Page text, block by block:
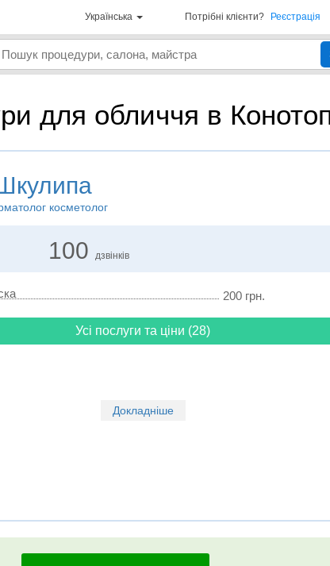
Українська Потрібні клієнти? Реєстрація
для обличчя в
косметолог
100 дзвінків
200 грн.
Усі послуги та ціни (28)
Докладніше